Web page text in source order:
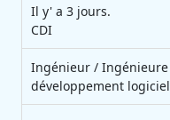
Il y' a 3 jours.
CDI
Ingénieur / Ingénieure
développement logiciel